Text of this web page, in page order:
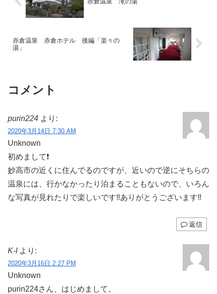
赤倉温泉 赤倉ホテル 後編「楽々の
湯」
コメント
purin224 より:
2020年3月14日 7:30 AM
Unknown
初めまして❗️
妙高市の近くに住んでるのですが、近いので逆にそちらの
温泉には、行かなかったり泊まることもないので、いろん
な写真が見れたりで楽しいです‼️ありがとうございます‼️
返信
K-I より:
2020年3月16日 2:27 PM
Unknown
purin224さん、はじめまして。